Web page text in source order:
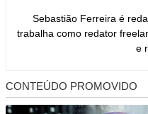
Sebastião Ferreira é
trabalha como redator
e